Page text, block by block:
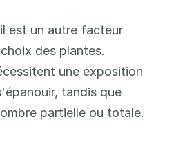
est un autre facteur
des plantes.
une exposition
tandis que
partielle ou totale.